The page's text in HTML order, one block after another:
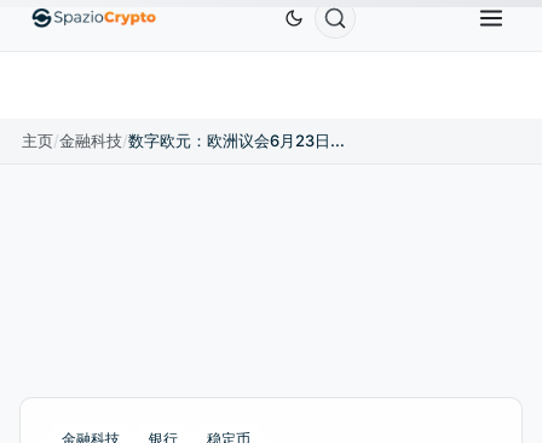
EthereumETHUS$1,880.58 TetherUSDT ↑0.00%
主页/金融科技/ 数字欧元：欧洲议会6月23日前投票，九家意大利银行参与测试
金融科技 银行 稳定币